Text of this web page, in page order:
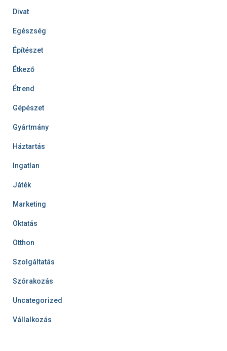
Divat
Egészség
Építészet
Étkező
Étrend
Gépészet
Gyártmány
Háztartás
Ingatlan
Játék
Marketing
Oktatás
Otthon
Szolgáltatás
Szórakozás
Uncategorized
Vállalkozás